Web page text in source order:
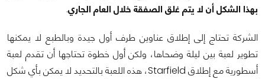
بهذا الشكل أن لا يتم غلق الصفقة خلال العام الجاري.
الشركة تحتاج إلى إطلاق عناوين طرف أول جيدة وبالطبع لا يمكنها
تطوير لعبة بين ليلة وضحاها، ولكن أول خطوة تحتاجها أن تقدم لعبة
أسطورية مع إطلاق Starfield، هذه اللعبة بالتحديد لا يمكن بأي شكل